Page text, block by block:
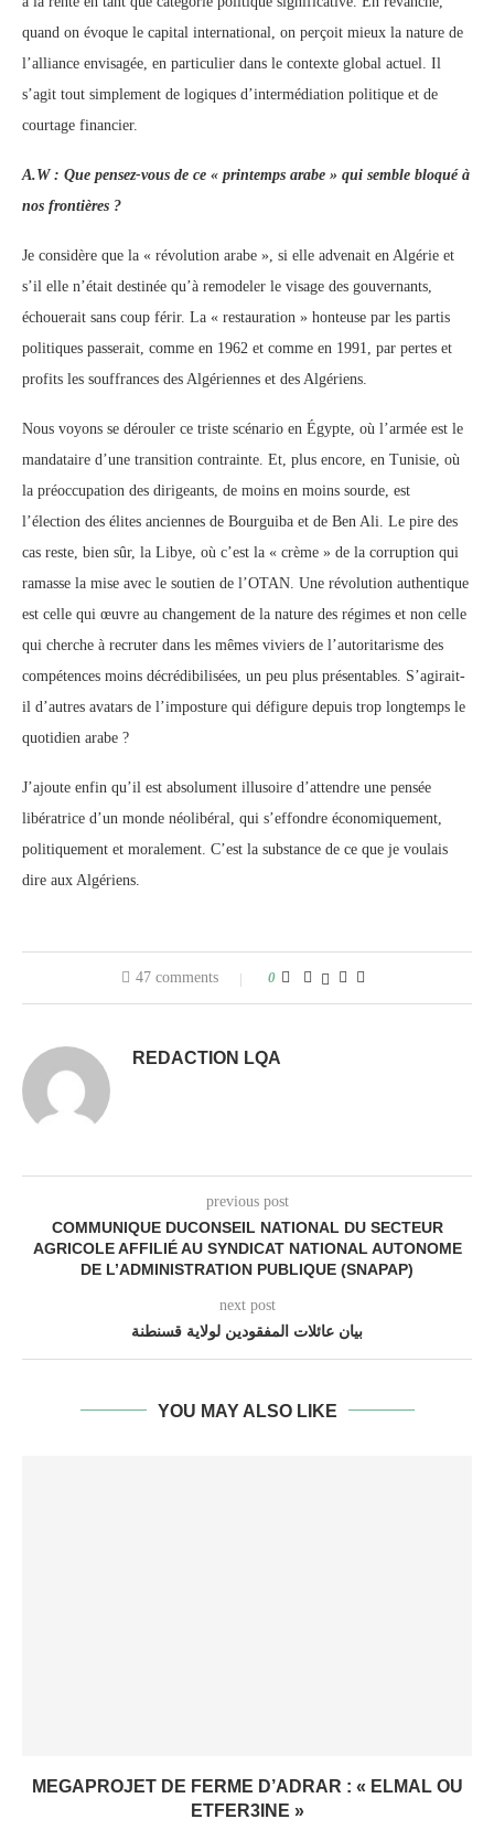
quand on évoque le capital international, on perçoit mieux la nature de
l’alliance envisagée, en particulier dans le contexte global actuel. Il
s’agit tout simplement de logiques d’intermédiation politique et de
courtage financier.
A.W : Que pensez-vous de ce « printemps arabe » qui semble bloqué à
nos frontières ?
Je considère que la « révolution arabe », si elle advenait en Algérie et
s’il elle n’était destinée qu’à remodeler le visage des gouvernants,
échouerait sans coup férir. La « restauration » honteuse par les partis
politiques passerait, comme en 1962 et comme en 1991, par pertes et
profits les souffrances des Algériennes et des Algériens.
Nous voyons se dérouler ce triste scénario en Égypte, où l’armée est le
mandataire d’une transition contrainte. Et, plus encore, en Tunisie, où
la préoccupation des dirigeants, de moins en moins sourde, est
l’élection des élites anciennes de Bourguiba et de Ben Ali. Le pire des
cas reste, bien sûr, la Libye, où c’est la « crème » de la corruption qui
ramasse la mise avec le soutien de l’OTAN. Une révolution authentique
est celle qui œuvre au changement de la nature des régimes et non celle
qui cherche à recruter dans les mêmes viviers de l’autoritarisme des
compétences moins décrédibilisées, un peu plus présentables. S’agirait-
il d’autres avatars de l’imposture qui défigure depuis trop longtemps le
quotidien arabe ?
J’ajoute enfin qu’il est absolument illusoire d’attendre une pensée
libératrice d’un monde néolibéral, qui s’effondre économiquement,
politiquement et moralement. C’est la substance de ce que je voulais
dire aux Algériens.
47 comments 0
REDACTION LQA
previous post
COMMUNIQUE DUCONSEIL NATIONAL DU SECTEUR
AGRICOLE AFFILIÉ AU SYNDICAT NATIONAL AUTONOME
DE L’ADMINISTRATION PUBLIQUE (SNAPAP)
next post
بيان عائلات المفقودين لولاية قسنطنة
YOU MAY ALSO LIKE
MEGAPROJET DE FERME D’ADRAR : « ELMAL OU
ETFER3INE »